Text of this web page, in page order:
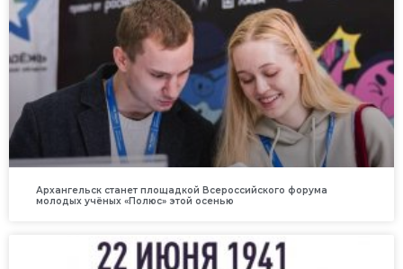
Архангельск станет площадкой Всероссийского форума
молодых учёных «Полюс» этой осенью